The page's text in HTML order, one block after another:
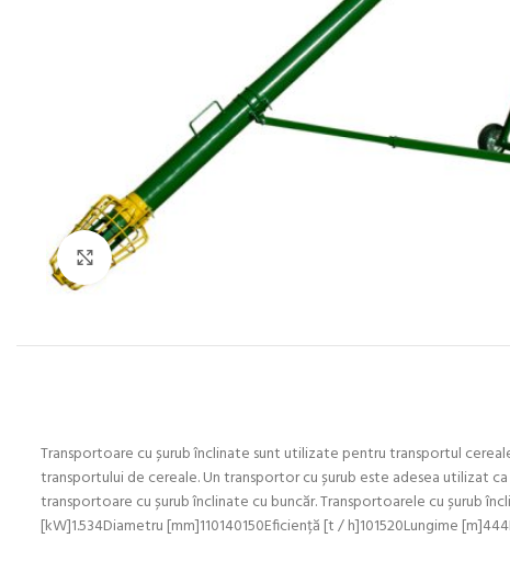
Click to enlarge
Transportoare cu șurub înclinate sunt utilizate pentru transportul
transportului de cereale. Un transportor cu șurub este adesea utilizat
transportoare cu șurub înclinate cu buncăr. Transportoarele cu șurub
[kW]1.534Diametru [mm]110140150Eficiență [t / h]101520Lungime